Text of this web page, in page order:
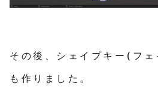
その後、シェイプキー(フ
も作りました。